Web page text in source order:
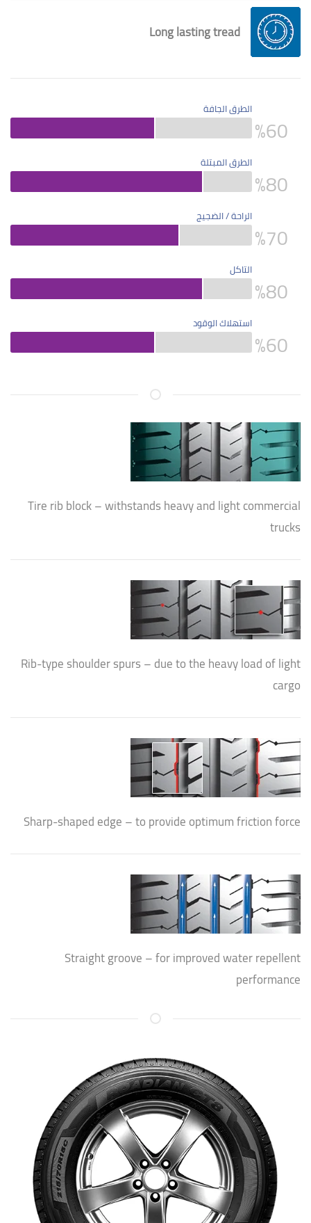
Long lasting tread
60
%
الطرق الجافة
80
%
الطرق المبتلة
70
%
الراحة / الضجيج
80
%
التاكل
60
%
استهلاك الوقود
Tire rib block – withstands heavy and light commercial
trucks
Rib-type shoulder spurs – due to the heavy load of light
cargo
Sharp-shaped edge – to provide optimum friction force
Straight groove – for improved water repellent
performance